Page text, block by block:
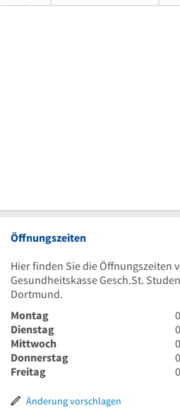
Öffnungszeiten
Hier finden Sie die Öffnungszeiten
Gesundheitskasse Gesch.St.
Dortmund.
Montag
8
Dienstag
8
Mittwoch
8
Donnerstag
8
Freitag
8
Änderung vorschlagen